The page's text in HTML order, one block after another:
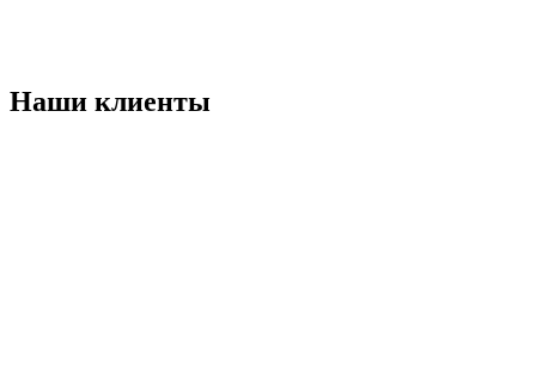
Наши клиенты